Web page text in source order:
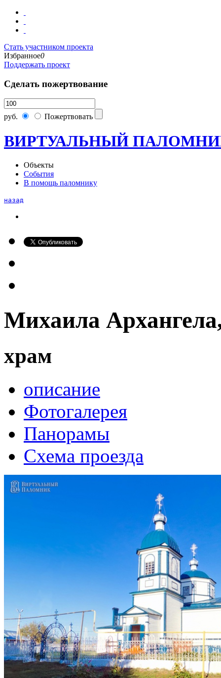
Стать участником проекта
Избранное0
Поддержать проект
Сделать пожертвование
руб. Пожертвовать
ВИРТУАЛЬНЫЙ
Объекты
События
В помощь паломнику
назад
Михаила
храм
описание
Фотогалерея
Панорамы
Схема проезда